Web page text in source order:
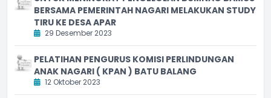
BERSAMA PEMERINTAH NAGARI MELAKUKAN STUDY
TIRU KE DESA APAR
29 Desember 2023
PELATIHAN PENGURUS KOMISI PERLINDUNGAN
ANAK NAGARI ( KPAN ) BATU BALANG
12 Oktober 2023